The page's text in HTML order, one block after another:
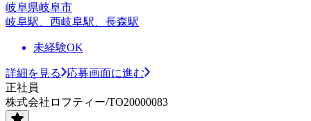
岐阜県岐阜市
岐阜駅、西岐阜駅、長森駅
未経験OK
詳細を見る
応募画面に進む
正社員
株式会社ロフティー/TO20000083